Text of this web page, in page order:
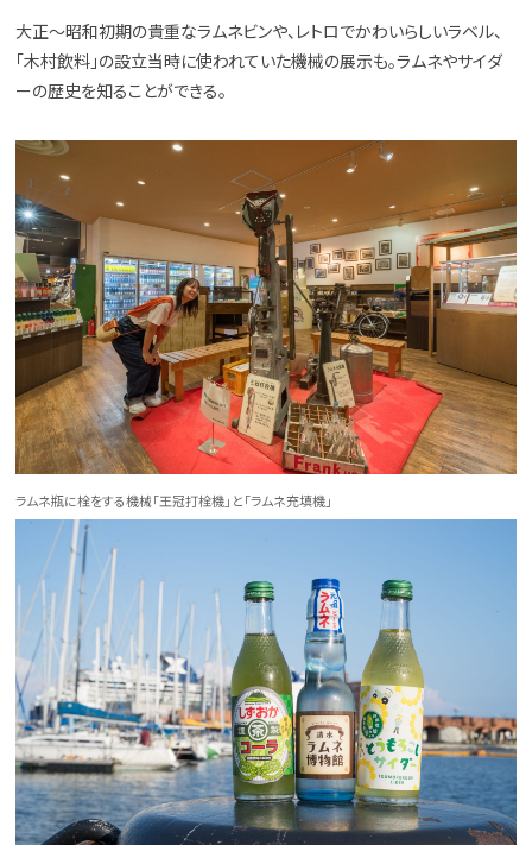
大正〜昭和初期の貴重なラムネビンや、レトロでかわいらしいラベル、
「木村飲料」の設立当時に使われていた機械の展示も。ラムネやサイダ
ーの歴史を知ることができる。
ラムネ瓶に栓をする機械「王冠打栓機」と「ラムネ充填機」